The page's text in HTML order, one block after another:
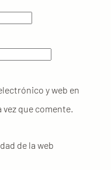
y web en
vez que comente.
de la web